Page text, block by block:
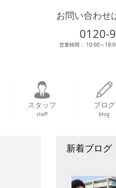
お問い合わせ
0120-
営業時間： 10:00～
スタッフ
staff
ブログ
blog
新着ブログ